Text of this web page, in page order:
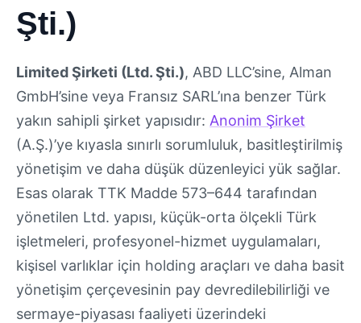
Şti.)
Limited Şirketi (Ltd. Şti.), ABD LLC’sine, Alman
GmbH’sine veya Fransız SARL’ına benzer Türk
yakın sahipli şirket yapısıdır: Anonim Şirket
(A.Ş.)’ye kıyasla sınırlı sorumluluk, basitleştirilmiş
yönetişim ve daha düşük düzenleyici yük sağlar.
Esas olarak TTK Madde 573–644 tarafından
yönetilen Ltd. yapısı, küçük-orta ölçekli Türk
işletmeleri, profesyonel-hizmet uygulamaları,
kişisel varlıklar için holding araçları ve daha basit
yönetişim çerçevesinin pay devredilebilirliği ve
sermaye-piyasası faaliyeti üzerindeki